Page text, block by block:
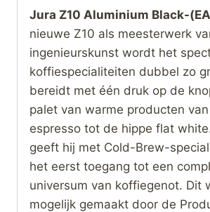
Jura Z10 Aluminium Black-
nieuwe Z10 als meesterwerk
ingenieurskunst wordt het
koffiespecialiteiten dubbel zo
bereidt met één druk op de
palet van warme producten
espresso tot de hippe flat
geeft hij met Cold-Brew-
het eerst toegang tot een
universum van koffiegenot. Dit
mogelijk gemaakt door de